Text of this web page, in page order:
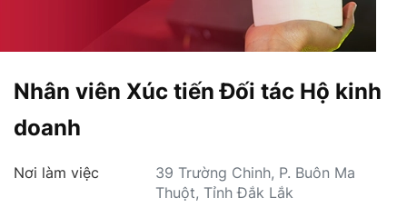
Nhân viên Xúc tiến Đối tác Hộ kinh
doanh
Nơi làm việc
39 Trường Chinh, P. Buôn Ma
Thuột, Tỉnh Đắk Lắk